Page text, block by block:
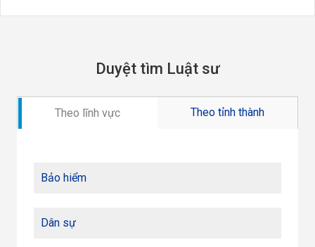
Duyệt tìm Luật sư
Theo lĩnh vực Theo tỉnh thành
Bảo hiểm
Dân sự